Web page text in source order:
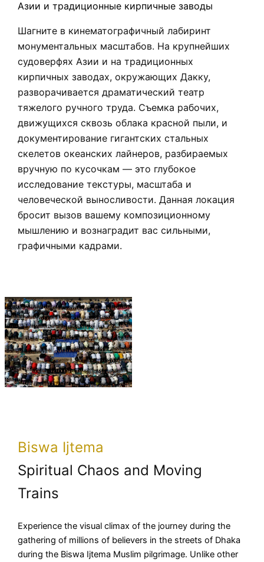
Азии и традиционные кирпичные заводы
Шагните в кинематографичный лабиринт
монументальных масштабов. На крупнейших
судоверфях Азии и на традиционных
кирпичных заводах, окружающих Дакку,
разворачивается драматический театр
тяжелого ручного труда. Съемка рабочих,
движущихся сквозь облака красной пыли, и
документирование гигантских стальных
скелетов океанских лайнеров, разбираемых
вручную по кусочкам — это глубокое
исследование текстуры, масштаба и
человеческой выносливости. Данная локация
бросит вызов вашему композиционному
мышлению и вознаградит вас сильными,
графичными кадрами.
Biswa Ijtema
Spiritual Chaos and Moving
Trains
Experience the visual climax of the journey during the
gathering of millions of believers in the streets of Dhaka
during the Biswa Ijtema Muslim pilgrimage. Unlike other